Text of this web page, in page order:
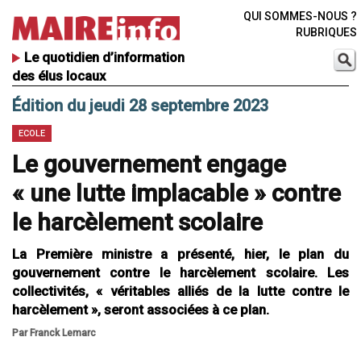
Le quotidien d’information
des élus locaux
QUI SOMMES-NOUS ?
RUBRIQUES
Édition du jeudi 28 septembre 2023
ECOLE
Le gouvernement engage
« une lutte implacable » contre
le harcèlement scolaire
La Première ministre a présenté, hier, le plan du
gouvernement contre le harcèlement scolaire. Les
collectivités, « véritables alliés de la lutte contre le
harcèlement », seront associées à ce plan.
Par Franck Lemarc